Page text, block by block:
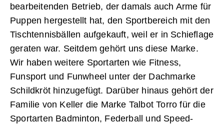
bearbeitenden Betrieb, der damals auch Arme für
Puppen hergestellt hat, den Sportbereich mit den
Tischtennisbällen aufgekauft, weil er in Schieflage
geraten war. Seitdem gehört uns diese Marke.
Wir haben weitere Sportarten wie Fitness,
Funsport und Funwheel unter der Dachmarke
Schildkröt hinzugefügt. Darüber hinaus gehört der
Familie von Keller die Marke Talbot Torro für die
Sportarten Badminton, Federball und Speed-